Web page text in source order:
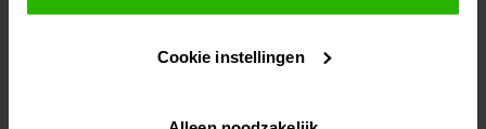
gepersonaliseerde advertenties te plaatsen.
Lees hier meer over in onsprivacybeleid
Cookie instellingen